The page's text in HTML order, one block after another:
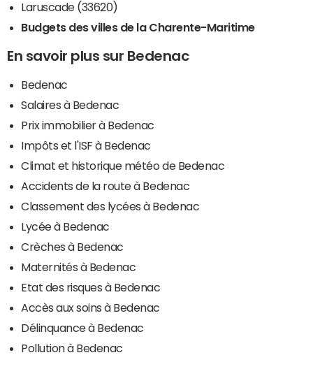
Laruscade (33620)
Budgets des villes de la Charente-Maritime
En savoir plus sur Bedenac
Bedenac
Salaires à Bedenac
Prix immobilier à Bedenac
Impôts et l'ISF à Bedenac
Climat et historique météo de Bedenac
Accidents de la route à Bedenac
Classement des lycées à Bedenac
Lycée à Bedenac
Crèches à Bedenac
Maternités à Bedenac
Etat des risques à Bedenac
Accès aux soins à Bedenac
Délinquance à Bedenac
Pollution à Bedenac